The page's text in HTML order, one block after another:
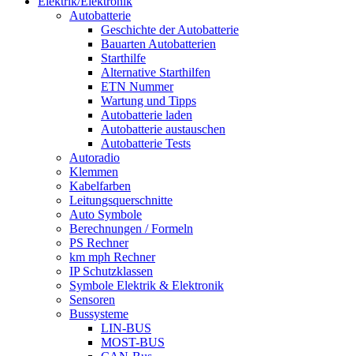
Autobatterie
Geschichte der Autobatterie
Bauarten Autobatterien
Starthilfe
Alternative Starthilfen
ETN Nummer
Wartung und Tipps
Autobatterie laden
Autobatterie austauschen
Autobatterie Tests
Autoradio
Klemmen
Kabelfarben
Leitungsquerschnitte
Auto Symbole
Berechnungen / Formeln
PS Rechner
km mph Rechner
IP Schutzklassen
Symbole Elektrik & Elektronik
Sensoren
Bussysteme
LIN-BUS
MOST-BUS